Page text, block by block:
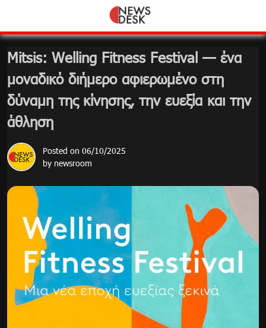
content
Mitsis: Welling Fitness Festival — ένα
μοναδικό διήμερο αφιερωμένο στη
δύναμη της κίνησης, την ευεξία και την
άθληση
Posted on 06/10/2025
by newsroom